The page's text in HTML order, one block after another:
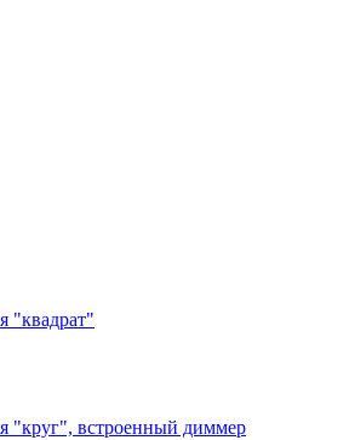
"квадрат"
"круг", встроенный диммер